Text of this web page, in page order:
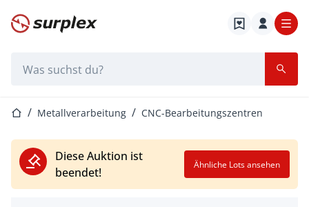
Startseite
StartseiteMetallverarbeitung CNC-Bearbeitungszentren
Diese Auktion ist
beendet!
Ähnliche Lots ansehen